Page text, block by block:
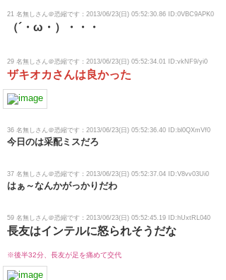
21 名無しさん＠恐縮です：2013/06/23(日) 05:52:30.86 ID:0VBC9APK0
（´・ω・）・・・
29 名無しさん＠恐縮です：2013/06/23(日) 05:52:34.01 ID:vkNF9/yi0
ザキオカさんは良かった
36 名無しさん＠恐縮です：2013/06/23(日) 05:52:36.40 ID:bl0QXmVf0
今日のは采配ミスだろ
37 名無しさん＠恐縮です：2013/06/23(日) 05:52:37.04 ID:V8vv03Ui0
はぁ～なんかがっかりだわ
59 名無しさん＠恐縮です：2013/06/23(日) 05:52:45.19 ID:hUxtRL040
長友はインテルに怒られそうだな
※後半32分、長友が足を痛めて交代